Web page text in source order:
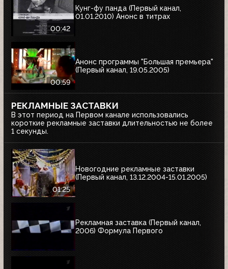
00:42
Кунг-фу панда (Первый канал,
01.01.2010) Анонс в титрах
00:59
Анонс программы "Большая премьера"
(Первый канал, 19.05.2005)
РЕКЛАМНЫЕ ЗАСТАВКИ
В этот период на Первом канале использовались
короткие рекламные заставки длительностью не более
1 секунды.
01:25
Новогодние рекламные заставки
(Первый канал, 13.12.2004-15.01.2005)
Рекламная заставка (Первый канал,
2006) Формула Первого